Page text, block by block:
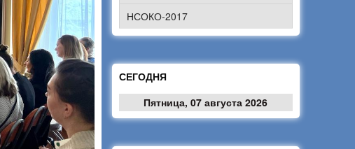
НСОКО-2017
СЕГОДНЯ
Пятница, 07 августа 2026